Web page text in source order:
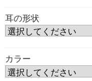
耳の形状
カラー